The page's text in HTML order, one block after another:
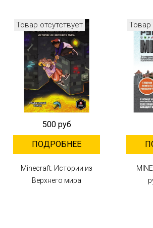
Товар отсутствует
500 руб
ПОДРОБНЕЕ
Minecraft. Истории из
Верхнего мира
Товар